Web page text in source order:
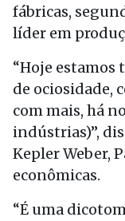
fábricas,
líder em
“Hoje estamos
de ociosidade,
com mais, há
indústrias)”,
Kepler Weber,
econômicas.
“É uma